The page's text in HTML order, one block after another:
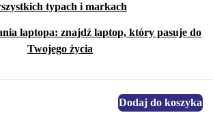
typach i markach
laptopa: znajdź laptop, który pasuje do
Twojego życia
Dodaj do koszyka